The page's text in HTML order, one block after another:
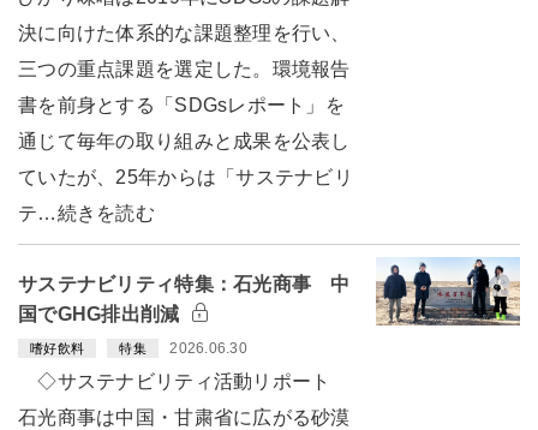
決に向けた体系的な課題整理を行い、
三つの重点課題を選定した。環境報告
書を前身とする「SDGsレポート」を
通じて毎年の取り組みと成果を公表し
ていたが、25年からは「サステナビリ
テ…続きを読む
サステナビリティ特集：石光商事 中
国でGHG排出削減
嗜好飲料 特集 2026.06.30
◇サステナビリティ活動リポート
石光商事は中国・甘粛省に広がる砂漠